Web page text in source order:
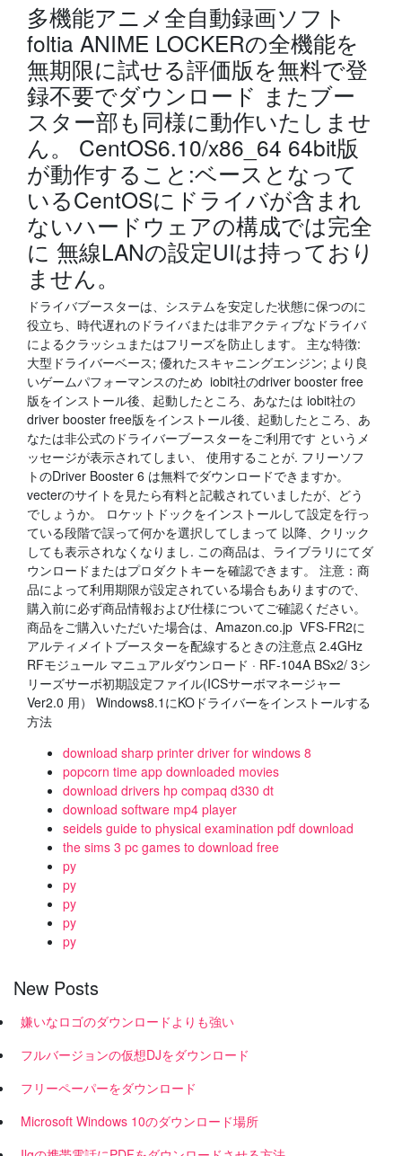
多機能アニメ全自動録画ソフト
foltia ANIME LOCKERの全機能を
無期限に試せる評価版を無料で登
録不要でダウンロード またブー
スター部も同様に動作いたしませ
ん。 CentOS6.10/x86_64 64bit版
が動作すること:ベースとなって
いるCentOSにドライバが含まれ
ないハードウェアの構成では完全
に 無線LANの設定UIは持っており
ません。
ドライバブースターは、システムを安定した状態に保つのに
役立ち、時代遅れのドライバまたは非アクティブなドライバ
によるクラッシュまたはフリーズを防止します。 主な特徴:
大型ドライバーベース; 優れたスキャニングエンジン; より良
いゲームパフォーマンスのため iobit社のdriver booster free
版をインストール後、起動したところ、あなたは iobit社の
driver booster free版をインストール後、起動したところ、あ
なたは非公式のドライバーブースターをご利用です というメ
ッセージが表示されてしまい、 使用することが. フリーソフ
トのDriver Booster 6 は無料でダウンロードできますか。
vecterのサイトを見たら有料と記載されていましたが、どう
でしょうか。 ロケットドックをインストールして設定を行っ
ている段階で誤って何かを選択してしまって 以降、クリック
しても表示されなくなりまし. この商品は、ライブラリにてダ
ウンロードまたはプロダクトキーを確認できます。 注意：商
品によって利用期限が設定されている場合もありますので、
購入前に必ず商品情報および仕様についてご確認ください。
商品をご購入いただいた場合は、Amazon.co.jp VFS-FR2に
アルティメイトブースターを配線するときの注意点 2.4GHz
RFモジュール マニュアルダウンロード · RF-104A BSx2/ 3シ
リーズサーボ初期設定ファイル(ICSサーボマネージャー
Ver2.0 用） Windows8.1にKOドライバーをインストールする
方法
download sharp printer driver for windows 8
popcorn time app downloaded movies
download drivers hp compaq d330 dt
download software mp4 player
seidels guide to physical examination pdf download
the sims 3 pc games to download free
py
py
py
py
py
New Posts
嫌いなロゴのダウンロードよりも強い
フルバージョンの仮想DJをダウンロード
フリーペーパーをダウンロード
Microsoft Windows 10のダウンロード場所